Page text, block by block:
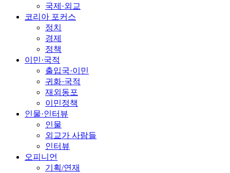
국제·외교
코리아 포커스
정치
경제
정책
이민·국적
출입국·이민
귀화·국적
재외동포
이민정책
인물·인터뷰
인물
외교가 사람들
인터뷰
오피니언
기획/연재